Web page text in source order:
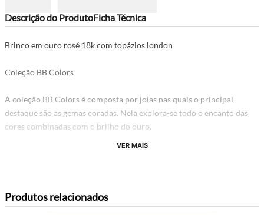
Descrição do ProdutoFicha Técnica
Brinco em ouro rosé 18k com topázios london
Coleção BB Colors
A coleção BB Colors é composta por joias nas quais o principal
destaque são as gemas coradas. Nela explora-se todo o encanto das
cores combinadas com o brilho do ouro.
VER MAIS
Produtos relacionados